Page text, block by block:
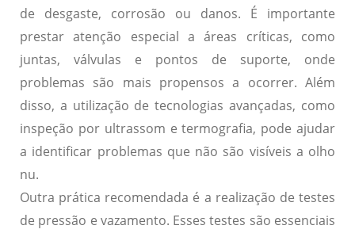
de desgaste, corrosão ou danos. É importante
prestar atenção especial a áreas críticas, como
juntas, válvulas e pontos de suporte, onde
problemas são mais propensos a ocorrer. Além
disso, a utilização de tecnologias avançadas, como
inspeção por ultrassom e termografia, pode ajudar
a identificar problemas que não são visíveis a olho
nu.
Outra prática recomendada é a realização de testes
de pressão e vazamento. Esses testes são essenciais